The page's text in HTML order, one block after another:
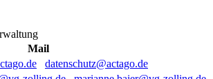
Mail
datenschutz@actago.de